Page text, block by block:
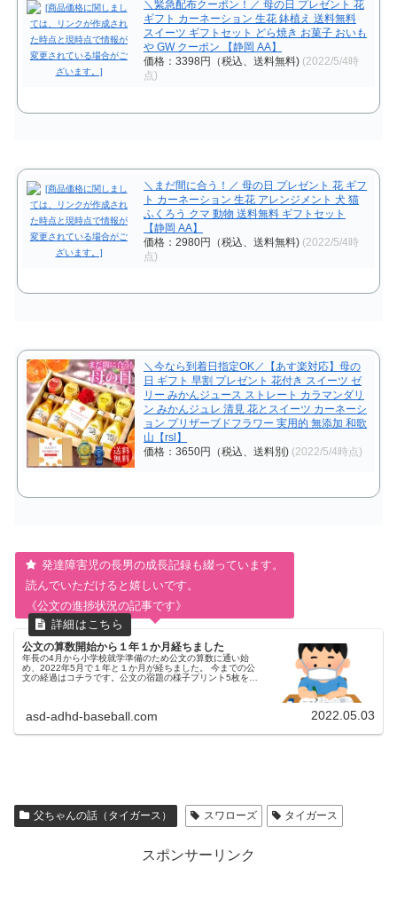
＼緊急配布クーポン！／ 母の日 プレゼント 花
ギフト カーネーション 生花 鉢植え 送料無料
スイーツ ギフトセット どら焼き お菓子 おいも
や GW クーポン 【静岡 AA】
価格：3398円（税込、送料無料) (2022/5/4時
点)
＼まだ間に合う！／ 母の日 プレゼント 花 ギフ
ト カーネーション 生花 アレンジメント 犬 猫
ふくろう クマ 動物 送料無料 ギフトセット
【静岡 AA】
価格：2980円（税込、送料無料) (2022/5/4時
点)
＼今なら到着日指定OK／【あす楽対応】母の
日 ギフト 早割 プレゼント 花付き スイーツ ゼ
リー みかんジュース ストレート カラマンダリ
ン みかんジュレ 清見 花とスイーツ カーネーシ
ョン プリザーブドフラワー 実用的 無添加 和歌
山【rsl】
価格：3650円（税込、送料別) (2022/5/4時点)
発達障害児の長男の成長記録も綴っています。
読んでいただけると嬉しいです。
《公文の進捗状況の記事です》
公文の算数開始から１年１か月経ちました
年長の4月から小学校就学準備のため公文の算数に通い始
め、2022年5月で１年と１か月が経ちました。 今までの公
文の経過はコチラです。公文の宿題の様子プリント5枚を30
asd-adhd-baseball.com 2022.05.03
父ちゃんの話（タイガース） スワローズ タイガース
スポンサーリンク